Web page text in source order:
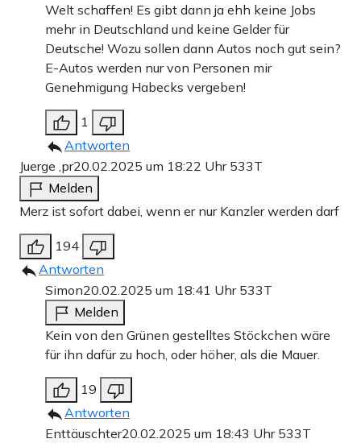
Welt schaffen! Es gibt dann ja ehh keine Jobs
mehr in Deutschland und keine Gelder für
Deutsche! Wozu sollen dann Autos noch gut sein?
E-Autos werden nur von Personen mir
Genehmigung Habecks vergeben!
1
Antworten
Juerge ,pr20.02.2025 um 18:22 Uhr 533T
Melden
Merz ist sofort dabei, wenn er nur Kanzler werden darf
194
Antworten
Simon20.02.2025 um 18:41 Uhr 533T
Melden
Kein von den Grünen gestelltes Stöckchen wäre
für ihn dafür zu hoch, oder höher, als die Mauer.
19
Antworten
Enttäuschter20.02.2025 um 18:43 Uhr 533T